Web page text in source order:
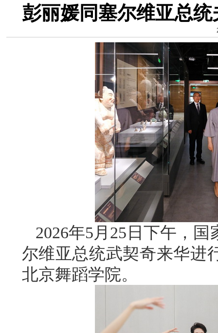
彭丽媛同塞尔维亚总
2026年5月25日下午，
尔维亚总统武契奇来华进
北京舞蹈学院。